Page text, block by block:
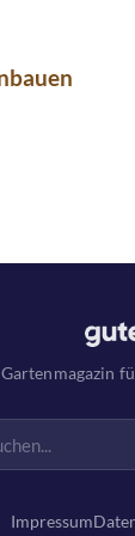
Impressum